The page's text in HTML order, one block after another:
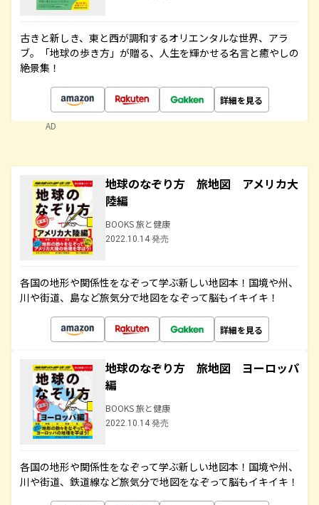
古きと新しき、東と西が調和するオリエンタルな世界、アラ
ブ。「地球の歩き方」が贈る、人生を輝かせる名言と癒やしの
絶景集！
詳細を見る
AD
地球のなぞり方 旅地図 アメリカ大
陸編
BOOKS 旅と健康
2022.10.14 発売
各国の地形や関係性をなぞって学ぶ新しい地図本！国境や州、
川や街道、島など旅気分で地図をなぞって脳もイキイキ！
詳細を見る
地球のなぞり方 旅地図 ヨーロッパ
編
BOOKS 旅と健康
2022.10.14 発売
各国の地形や関係性をなぞって学ぶ新しい地図本！国境や州、
川や街道、鉄道線など旅気分で地図をなぞって脳もイキイキ！